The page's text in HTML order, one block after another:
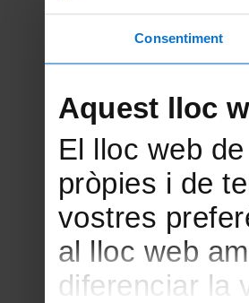
Consentiment
Aquest lloc
El lloc web
pròpies i de
vostres
al lloc web
diferenciar la